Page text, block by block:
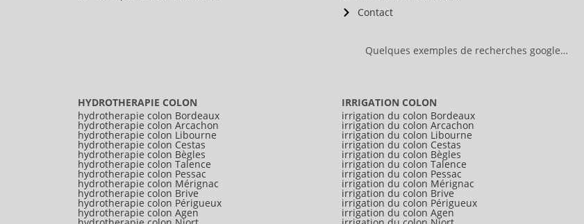
Contact
Quelques exemples de recherches google…
HYDROTHERAPIE COLON
hydrotherapie colon Bordeaux
hydrotherapie colon Arcachon
hydrotherapie colon Libourne
hydrotherapie colon Cestas
hydrotherapie colon Bègles
hydrotherapie colon Talence
hydrotherapie colon Pessac
hydrotherapie colon Mérignac
hydrotherapie colon Brive
hydrotherapie colon Périgueux
hydrotherapie colon Agen
IRRIGATION COLON
irrigation du colon Bordeaux
irrigation du colon Arcachon
irrigation du colon Libourne
irrigation du colon Cestas
irrigation du colon Bègles
irrigation du colon Talence
irrigation du colon Pessac
irrigation du colon Mérignac
irrigation du colon Brive
irrigation du colon Périgueux
irrigation du colon Agen